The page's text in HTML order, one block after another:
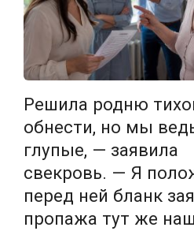
Решила родню
обнести, но мы
глупые, — заявила
свекровь. — Я
перед ней бланк
пропажа тут же